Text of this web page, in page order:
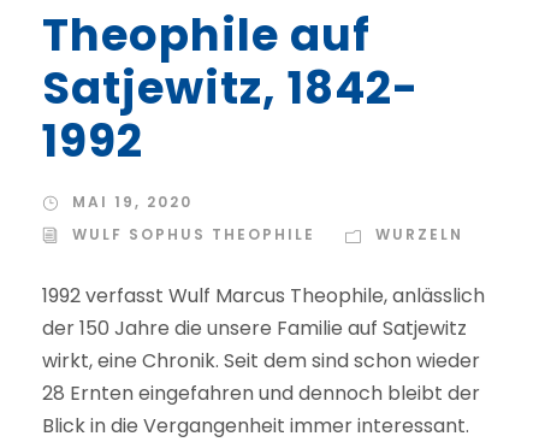
Theophile auf
Satjewitz, 1842-
1992
MAI 19, 2020
WULF SOPHUS THEOPHILE
WURZELN
1992 verfasst Wulf Marcus Theophile, anlässlich
der 150 Jahre die unsere Familie auf Satjewitz
wirkt, eine Chronik. Seit dem sind schon wieder
28 Ernten eingefahren und dennoch bleibt der
Blick in die Vergangenheit immer interessant.